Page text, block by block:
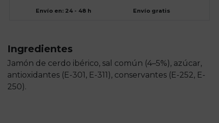
Envío en: 24 - 48 h Envío gratis
Ingredientes
Jamón de cerdo ibérico, sal común (4–5%), azúcar,
antioxidantes (E-301, E-311), conservantes (E-252, E-
250).